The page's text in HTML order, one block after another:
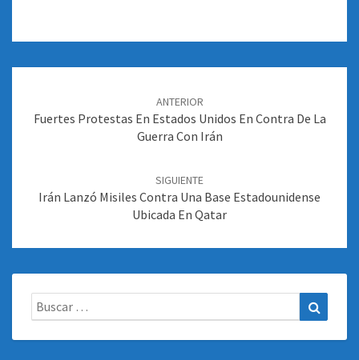
entradas
ANTERIOR
Fuertes Protestas En Estados Unidos En Contra De La
Guerra Con Irán
SIGUIENTE
Irán Lanzó Misiles Contra Una Base Estadounidense
Ubicada En Qatar
Buscar: